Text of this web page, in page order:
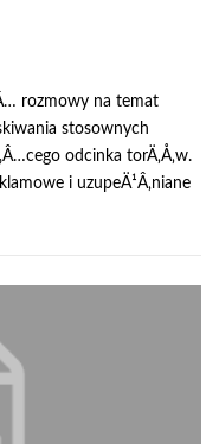
rozmowy na temat
stosownych
odcinka torÄ‚Å‚w.
i uzupeÄ¹Â‚niane